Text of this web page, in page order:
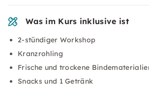
Was im Kurs inklusive ist
2-stündiger Workshop
Kranzrohling
Frische und trockene
Snacks und 1 Getränk